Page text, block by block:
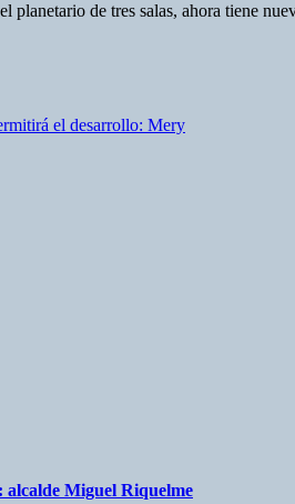
planetario de tres salas, ahora tiene
el desarrollo: Mery
alcalde Miguel Riquelme